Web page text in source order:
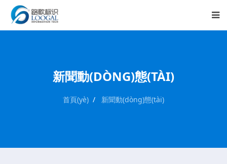
新聞動(DÒNG)態(TÀI)
首頁(yè) 新聞動(dòng)態(tài)